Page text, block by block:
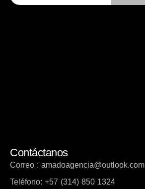
Contáctanos
Correo : amadoagencia@outlook.com
Teléfono: +57 (314) 850 1324